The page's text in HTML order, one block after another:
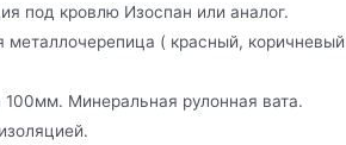
под кровлю Изоспан или аналог.
металлочерепица ( красный, коричневый
100мм. Минеральная рулонная вата.